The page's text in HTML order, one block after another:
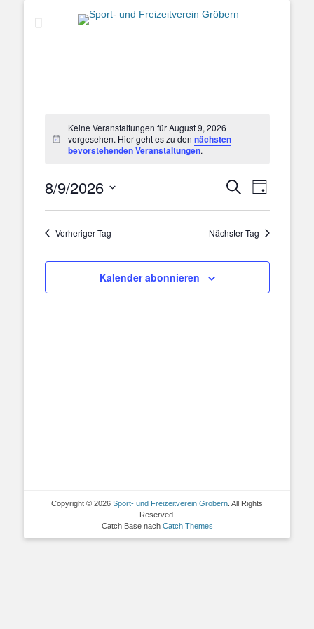
Sport- und
Keine Veranstaltungen für August 9, 2026
vorgesehen. Hier geht es zu den nächsten
bevorstehenden Veranstaltungen.
Ansichten,
Suche
Tag
8/9/2026
Vorheriger Tag Nächster Tag
Kalender abonnieren
Copyright © 2026 Sport- und Freizeitverein Gröbern . All Rights
Reserved.
Catch Base nach Catch Themes